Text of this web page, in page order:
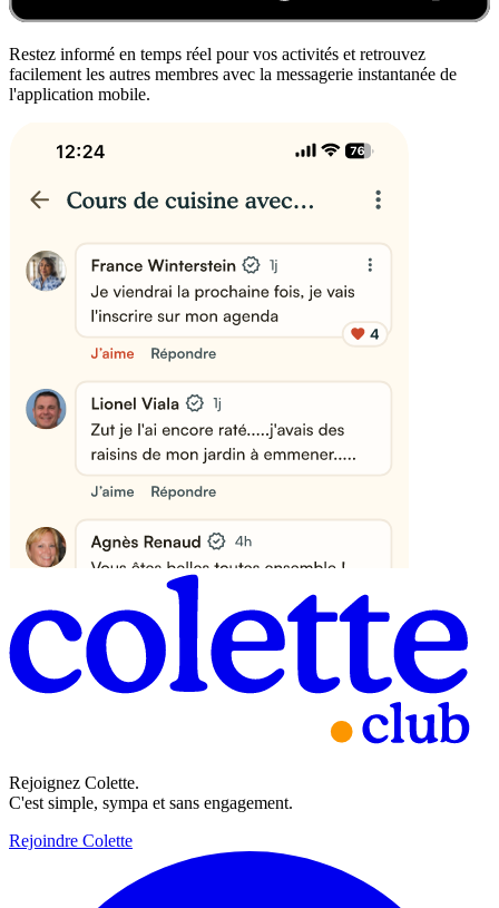
Restez informé en temps réel pour vos activités et retrouvez
facilement les autres membres avec la messagerie instantanée de
l'application mobile.
Rejoignez Colette.
C'est simple, sympa et sans engagement.
Rejoindre Colette